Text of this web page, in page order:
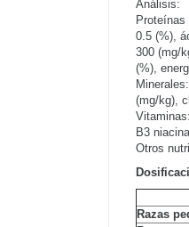
Análisis:
0.5 (%),
300 (mg/
(%),
(mg/kg),
B3
Otros
Razas